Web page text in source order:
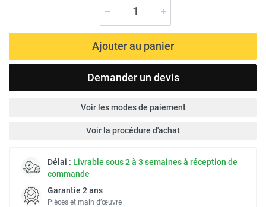
Ajouter au panier
Demander un devis
Voir les modes de paiement
Voir la procédure d'achat
Délai : Livrable sous 2 à 3 semaines à réception de
commande
Garantie 2 ans
Pièces et main d’œuvre